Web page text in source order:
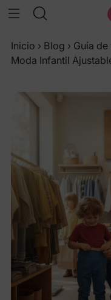
Inicio › Blog › Guía
Moda Infantil